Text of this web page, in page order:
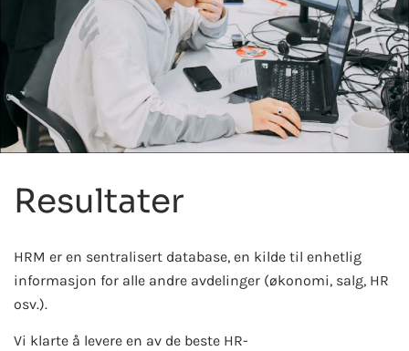
Resultater
HRM er en sentralisert database, en kilde til enhetlig
informasjon for alle andre avdelinger (økonomi, salg, HR
osv.).
Vi klarte å levere en av de beste HR-